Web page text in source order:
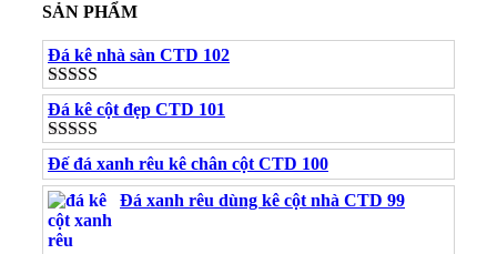
SẢN PHẨM
Đá kê nhà sàn CTD 102
Được xếp
hạng5.005
sao
Đá kê cột đẹp CTD 101
Được xếp
hạng5.005
sao
Đế đá xanh rêu kê chân cột CTD 100
Đá xanh rêu dùng kê cột nhà CTD 99